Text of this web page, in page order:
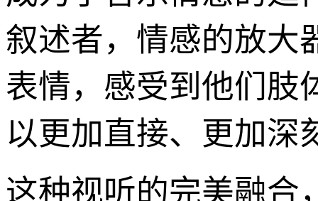
叙述者，情感的放大
表情，感受到他们肢
以更加直接、更加深
这种视听的完美融合